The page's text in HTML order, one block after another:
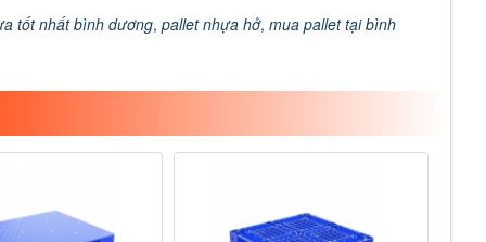
tốt nhất bình dương,pallet nhựa hở,mua pallet tại bình